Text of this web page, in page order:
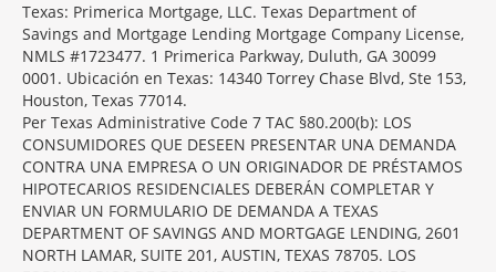
Texas: Primerica Mortgage, LLC. Texas Department of
Savings and Mortgage Lending Mortgage Company License,
NMLS #1723477. 1 Primerica Parkway, Duluth, GA 30099
0001. Ubicación en Texas: 14340 Torrey Chase Blvd, Ste 153,
Houston, Texas 77014.
Per Texas Administrative Code 7 TAC §80.200(b): LOS
CONSUMIDORES QUE DESEEN PRESENTAR UNA DEMANDA
CONTRA UNA EMPRESA O UN ORIGINADOR DE PRÉSTAMOS
HIPOTECARIOS RESIDENCIALES DEBERÁN COMPLETAR Y
ENVIAR UN FORMULARIO DE DEMANDA A TEXAS
DEPARTMENT OF SAVINGS AND MORTGAGE LENDING, 2601
NORTH LAMAR, SUITE 201, AUSTIN, TEXAS 78705. LOS